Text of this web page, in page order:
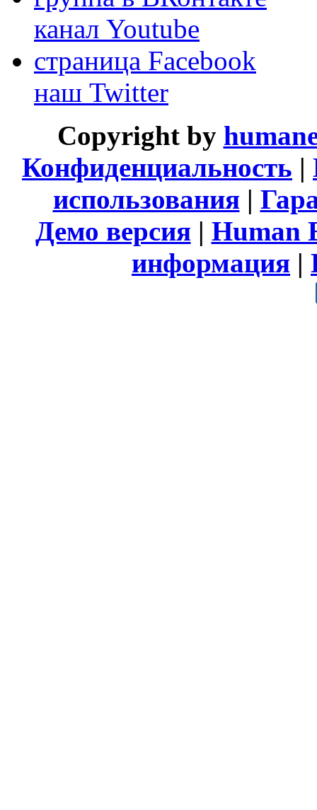
канал Youtube
страница Facebook
наш Twitter
Copyright by
Конфиденциальность |
использования |
Демо версия | Human
информация |